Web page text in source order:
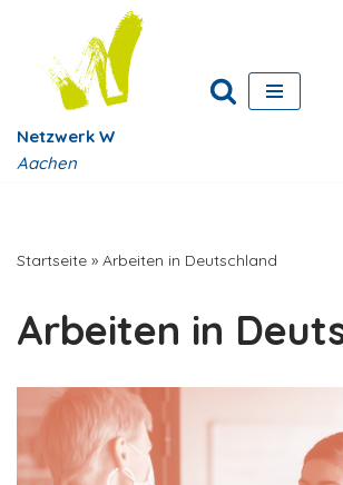
Zum
Inhalt
springen
Netzwerk W
Aachen
Startseite » Arbeiten in Deutschland
Arbeiten in